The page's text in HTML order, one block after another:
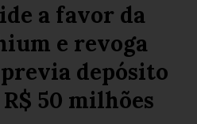
a favor da
e revoga
depósito
50 milhões